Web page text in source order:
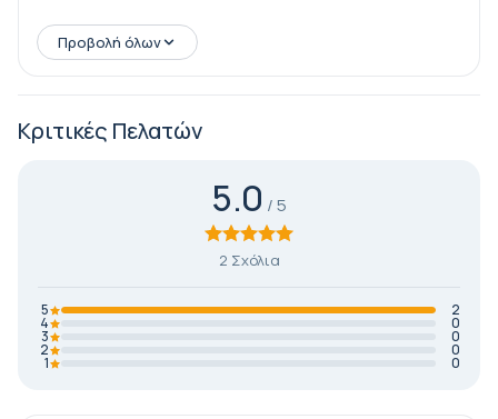
Προβολή όλων
Κριτικές Πελατών
5.0
2 Σχόλια
5 2
4 0
3 0
2 0
1 0